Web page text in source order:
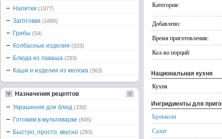
Категория:
Добавлено:
Время приготовления:
Кол-во порций:
Национальная кухня
Кухня
Ингридиенты для
Брокколи
Салат
Напитки (1977)
Заготовки (1886)
Грибы (54)
Колбасные изделия (103)
Блюда из лаваша (293)
Каши и изделия из молока (363)
Назначения рецептов
Украшения для блюд (330)
Готовим в мультиварке (845)
Быстро, просто, вкусно (293)